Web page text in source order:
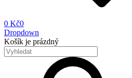
0 Kč0
Dropdown
Košík je prázdný